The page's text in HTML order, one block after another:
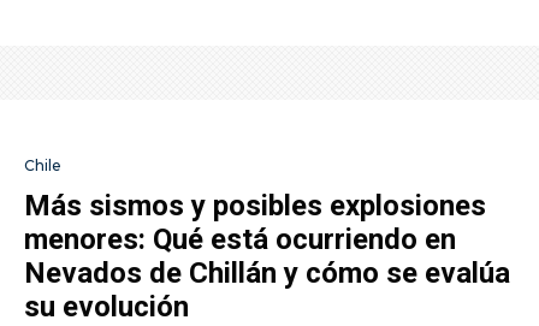
Chile
Más sismos y posibles explosiones
menores: Qué está ocurriendo en
Nevados de Chillán y cómo se evalúa
su evolución